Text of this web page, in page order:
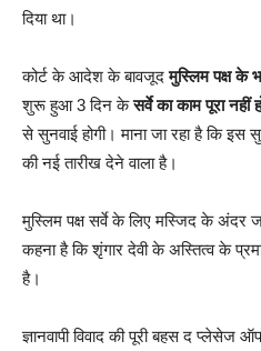
दिया था।
कोर्ट के आदेश के बावजूदमुस्लिम पक्ष के
शुरू हुआ 3 दिन केसर्वे का काम पूरा नहीं
से सुनवाई होगी। माना जा रहा है कि इस
की नई तारीख देने वाला है।
मुस्लिम पक्ष सर्वे के लिए मस्जिद के अंदर
कहना है कि शृंगार देवी के अस्तित्व के
है।
ज्ञानवापी विवाद की पूरी बहस द प्लेसेज